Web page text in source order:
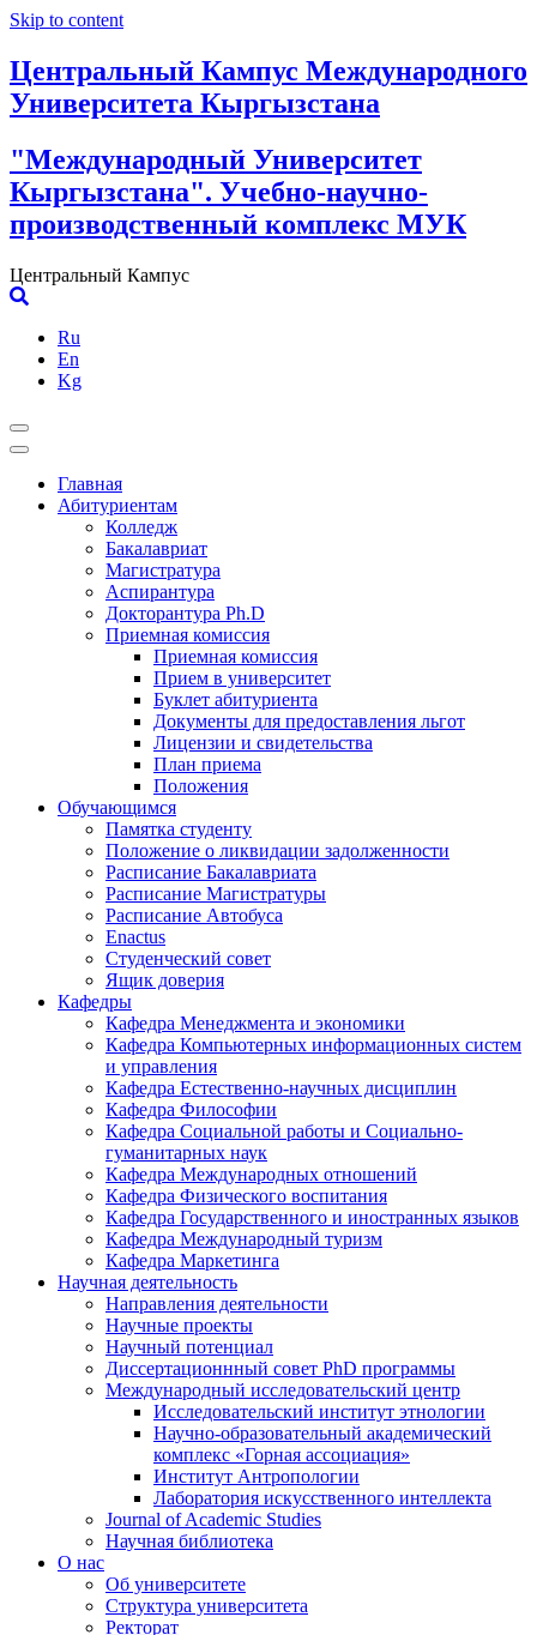
Skip to content
Центральный Кампус Международного
Университета Кыргызстана
"Международный Университет
Кыргызстана". Учебно-научно-
производственный комплекс МУК
Центральный Кампус
Ru
En
Kg
Главная
Абитуриентам
Колледж
Бакалавриат
Магистратура
Аспирантура
Докторантура Ph.D
Приемная комиссия
Приемная комиссия
Прием в университет
Буклет абитуриента
Документы для предоставления льгот
Лицензии и свидетельства
План приема
Положения
Обучающимся
Памятка студенту
Положение о ликвидации задолженности
Расписание Бакалавриата
Расписание Магистратуры
Расписание Автобуса
Enactus
Студенческий совет
Ящик доверия
Кафедры
Кафедра Менеджмента и экономики
Кафедра Компьютерных информационных систем
и управления
Кафедра Естественно-научных дисциплин
Кафедра Философии
Кафедра Социальной работы и Социально-
гуманитарных наук
Кафедра Международных отношений
Кафедра Физического воспитания
Кафедра Государственного и иностранных языков
Кафедра Международный туризм
Кафедра Маркетинга
Научная деятельность
Направления деятельности
Научные проекты
Научный потенциал
Диссертационнный совет PhD программы
Международный исследовательский центр
Исследовательский институт этнологии
Научно-образовательный академический
комплекс «Горная ассоциация»
Институт Антропологии
Лаборатория искусственного интеллекта
Journal of Academic Studies
Научная библиотека
О нас
Об университете
Структура университета
Ректорат